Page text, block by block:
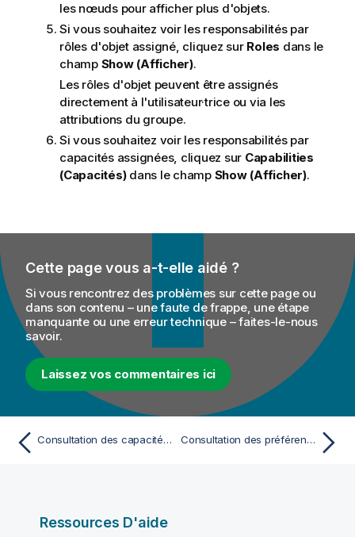
les nœuds pour afficher plus d'objets.
Si vous souhaitez voir les responsabilités par
rôles d'objet assigné, cliquez sur Roles dans le
champ Show (Afficher).
Les rôles d'objet peuvent être assignés
directement à l'utilisateur·trice ou via les
attributions du groupe.
Si vous souhaitez voir les responsabilités par
capacités assignées, cliquez sur Capabilities
(Capacités)dans le champ Show (Afficher).
Cette page vous a-t-elle aidé ?
Si vous rencontrez des problèmes sur cette page ou
dans son contenu – une faute de frappe, une étape
manquante ou une erreur technique – faites-le-nous
savoir.
Laissez vos commentaires ici
Consultation des capacités globales assignées à un·e utilisateur·trice Consultation des préférences assignées à un·e utilisateur·trice via les attributions de groupe
Ressources D'aide